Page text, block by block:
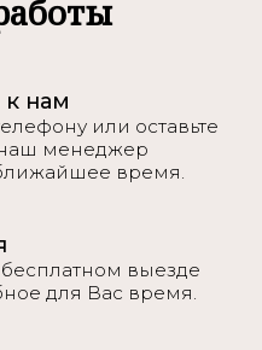
нам
или оставьте
наш менеджер
время.
выезде
для Вас время.